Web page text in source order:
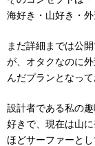
海好き・山好き・
まだ詳細までは公
が、オタクなのに
んだプランとなって
設計者である私の
好きで、現在は山
ほどサーファーと